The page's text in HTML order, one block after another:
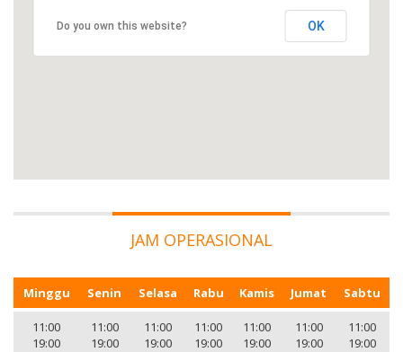
Do you own this website? OK
JAM OPERASIONAL
Minggu Senin Selasa Rabu Kamis Jumat Sabtu
11:00
19:00
11:00
19:00
11:00
19:00
11:00
19:00
11:00
19:00
11:00
19:00
11:00
19:00